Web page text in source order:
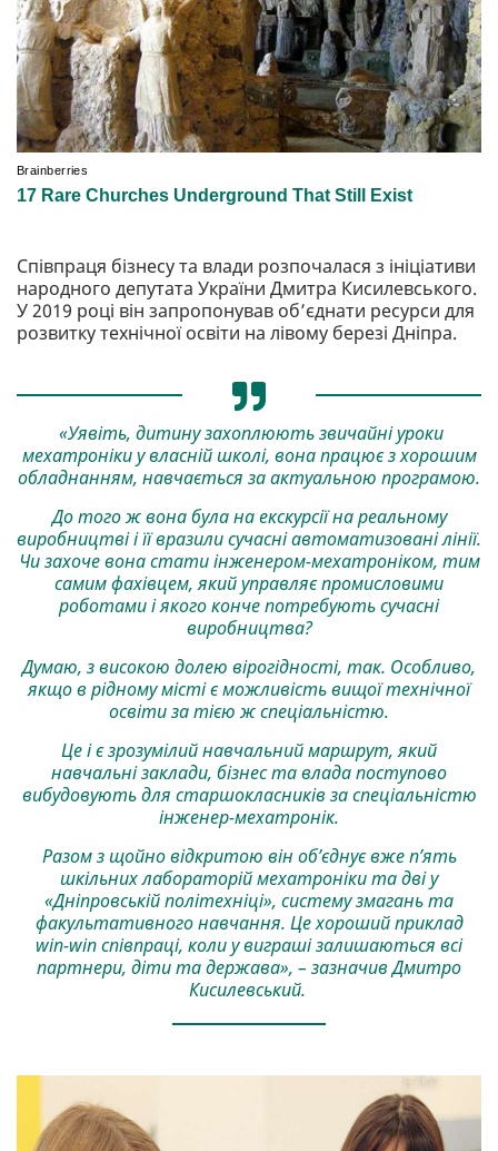
Співпраця бізнесу та влади розпочалася з ініціативи
народного депутата України Дмитра Кисилевського.
У 2019 році він запропонував об’єднати ресурси для
розвитку технічної освіти на лівому березі Дніпра.
«Уявіть, дитину захоплюють звичайні уроки
мехатроніки у власній школі, вона працює з хорошим
обладнанням, навчається за актуальною програмою.
До того ж вона була на екскурсії на реальному
виробництві і її вразили сучасні автоматизовані лінії.
Чи захоче вона стати інженером-мехатроніком, тим
самим фахівцем, який управляє промисловими
роботами і якого конче потребують сучасні
виробництва?
Думаю, з високою долею вірогідності, так. Особливо,
якщо в рідному місті є можливість вищої технічної
освіти за тією ж спеціальністю.
Це і є зрозумілий навчальний маршрут, який
навчальні заклади, бізнес та влада поступово
вибудовують для старшокласників за спеціальністю
інженер-мехатронік.
Разом з щойно відкритою він об’єднує вже п’ять
шкільних лабораторій мехатроніки та дві у
«Дніпровській політехніці», систему змагань та
факультативного навчання. Це хороший приклад
win-win співпраці, коли у виграші залишаються всі
партнери, діти та держава», – зазначив Дмитро
Кисилевський.